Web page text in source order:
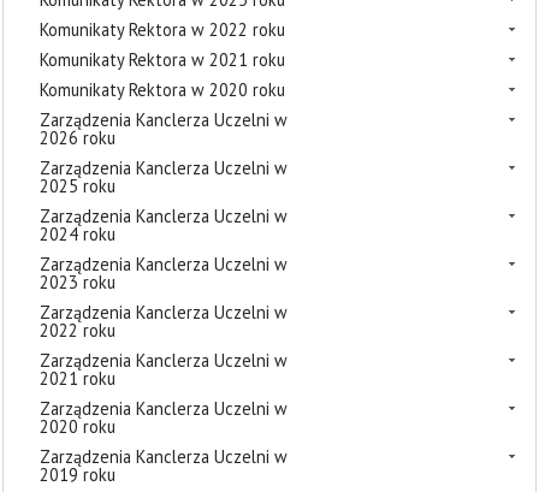
Komunikaty Rektora w 2022 roku
Komunikaty Rektora w 2021 roku
Komunikaty Rektora w 2020 roku
Zarządzenia Kanclerza Uczelni w
2026 roku
Zarządzenia Kanclerza Uczelni w
2025 roku
Zarządzenia Kanclerza Uczelni w
2024 roku
Zarządzenia Kanclerza Uczelni w
2023 roku
Zarządzenia Kanclerza Uczelni w
2022 roku
Zarządzenia Kanclerza Uczelni w
2021 roku
Zarządzenia Kanclerza Uczelni w
2020 roku
Zarządzenia Kanclerza Uczelni w
2019 roku